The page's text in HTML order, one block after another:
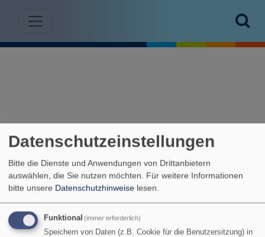
Datenschutzeinstellungen
Bitte die Dienste und Anwendungen von Drittanbietern
auswählen, die Sie nutzen möchten. Für weitere Informationen
bitte unsere Datenschutzhinweise lesen.
Funktional (immer erforderlich)
Speichern von Daten (z.B. Cookie für die Benutzersitzung) in